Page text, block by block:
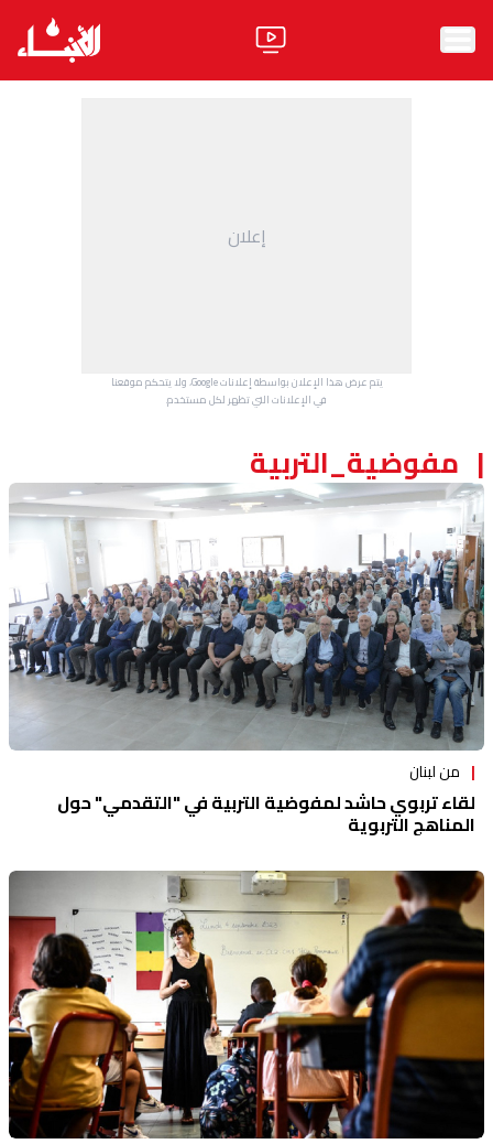
ثقافة ومجتمع
منوعات
إعلان
يتم عرض هذا الإعلان بواسطة إعلانات Google، ولا يتحكم موقعنا
في الإعلانات التي تظهر لكل مستخدم.
مفوضية_التربية
من لبنان
لقاء تربوي حاشد لمفوضية التربية في "التقدمي" حول
المناهج التربوية